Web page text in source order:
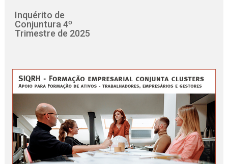
Inquérito de
Conjuntura 4º
Trimestre de 2025